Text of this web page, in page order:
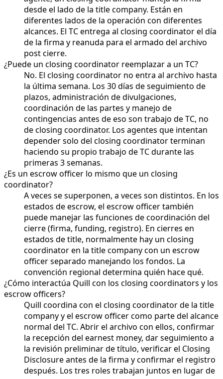
desde el lado de la title company. Están en
diferentes lados de la operación con diferentes
alcances. El TC entrega al closing coordinator el día
de la firma y reanuda para el armado del archivo
post cierre.
¿Puede un closing coordinator reemplazar a un TC?
No. El closing coordinator no entra al archivo hasta
la última semana. Los 30 días de seguimiento de
plazos, administración de divulgaciones,
coordinación de las partes y manejo de
contingencias antes de eso son trabajo de TC, no
de closing coordinator. Los agentes que intentan
depender solo del closing coordinator terminan
haciendo su propio trabajo de TC durante las
primeras 3 semanas.
¿Es un escrow officer lo mismo que un closing
coordinator?
A veces se superponen, a veces son distintos. En los
estados de escrow, el escrow officer también
puede manejar las funciones de coordinación del
cierre (firma, funding, registro). En cierres en
estados de title, normalmente hay un closing
coordinator en la title company con un escrow
officer separado manejando los fondos. La
convención regional determina quién hace qué.
¿Cómo interactúa Quill con los closing coordinators y los
escrow officers?
Quill coordina con el closing coordinator de la title
company y el escrow officer como parte del alcance
normal del TC. Abrir el archivo con ellos, confirmar
la recepción del earnest money, dar seguimiento a
la revisión preliminar de título, verificar el Closing
Disclosure antes de la firma y confirmar el registro
después. Los tres roles trabajan juntos en lugar de